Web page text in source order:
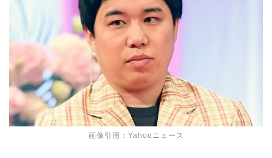
画像引用：Yahooニュース